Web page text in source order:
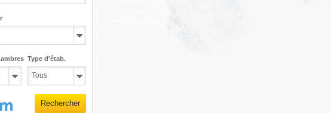
Type d'étab.
Rechercher